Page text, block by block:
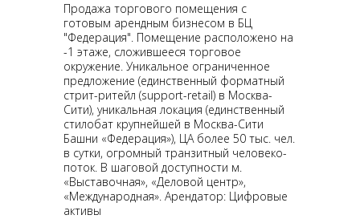
Продажа торгового помещения с
готовым арендным бизнесом в БЦ
"Федерация". Помещение расположено на
-1 этаже, сложившееся торговое
окружение. Уникальное ограниченное
предложение (единственный форматный
стрит-ритейл (support-retail) в Москва-
Сити), уникальная локация (единственный
стилобат крупнейшей в Москва-Сити
Башни «Федерация»), ЦА более 50 тыс. чел.
в сутки, огромный транзитный человеко-
поток. В шаговой доступности м.
«Выставочная», «Деловой центр»,
«Международная». Арендатор: Цифровые
активы